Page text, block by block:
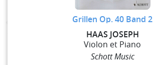
Grillen Op. 40 Band 2
HAAS JOSEPH
Violon et Piano
Schott Music